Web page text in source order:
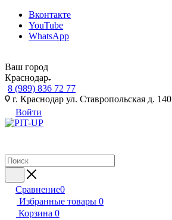
Вконтакте
YouTube
WhatsApp
Ваш город
Краснодар
8 (989) 836 72 77
г. Краснодар ул. Ставропольская д. 140
Войти
Сравнение0
Избранные товары 0
Корзина 0